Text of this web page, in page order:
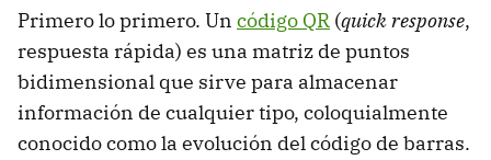
Primero lo primero. Un código QR (quick response,
respuesta rápida) es una matriz de puntos
bidimensional que sirve para almacenar
información de cualquier tipo, coloquialmente
conocido como la evolución del código de barras.